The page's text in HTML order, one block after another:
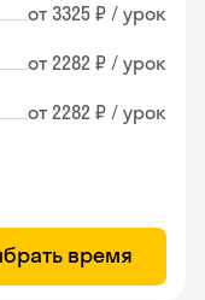
от 3325 ₽ / урок
от 2282 ₽ / урок
от 2282 ₽ / урок
время